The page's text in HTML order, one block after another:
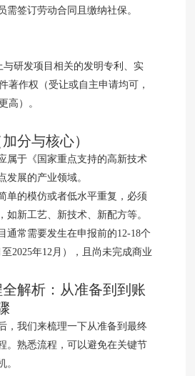
需签订劳动合同且缴纳社保。
与研发项目相关的发明专利、实
著作权（受让或自主申请均可，
高）。
分与核心）
属于《国家重点支持的高新技术
发展的产业领域。
单的模仿或者低水平重复，必须
如新工艺、新技术、新配方等。
通常需要发生在申报前的12-18个
2025年12月），且尚未完成商业
解析：从准备到到账
，我们来梳理一下从准备到最终
。熟悉流程，可以避免在关键节
。